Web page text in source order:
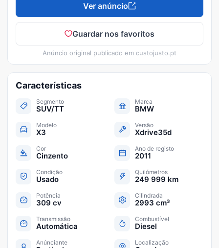
Ver anúncio
Guardar nos favoritos
Anúncio original publicado em custojusto.pt
Características
Segmento
SUV/TT
Marca
BMW
Modelo
X3
Versão
Xdrive35d
Cor
Cinzento
Ano de registo
2011
Condição
Usado
Quilómetros
249 999 km
Potência
309 cv
Cilindrada
2993 cm³
Transmissão
Automática
Combustível
Diesel
Anúnciante Localização